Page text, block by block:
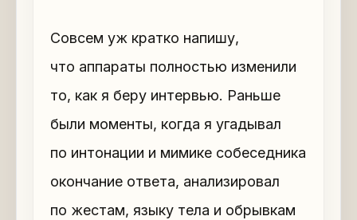
Совсем уж кратко напишу,
что аппараты полностью изменили
то, как я беру интервью. Раньше
были моменты, когда я угадывал
по интонации и мимике собеседника
окончание ответа, анализировал
по жестам, языку тела и обрывкам